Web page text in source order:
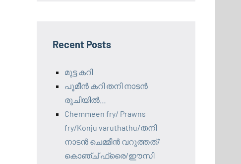
Recent Posts
മുട്ട കറി
പൂമീൻ കറി തനി നാടൻ
രുചിയിൽ…
Chemmeen fry/ Prawns
fry/Konju varuthathu/തനി
നാടൻ ചെമ്മീൻ വറുത്തത്/
കൊഞ്ച് ഫ്രൈ/ഈസി